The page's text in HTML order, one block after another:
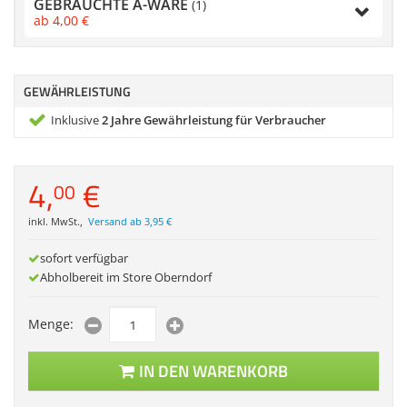
GEBRAUCHTE A-WARE (1)
ab 4,00 €
GEWÄHRLEISTUNG
Inklusive2 Jahre Gewährleistung für Verbraucher
4,00 €
inkl. MwSt., Versand ab 3,95 €
sofort verfügbar
Abholbereit im Store Oberndorf
Menge:
IN DEN WARENKORB